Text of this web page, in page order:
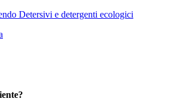
Detersivi e detergenti ecologici